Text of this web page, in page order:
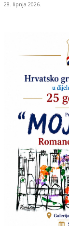
28. lipnja 2026.